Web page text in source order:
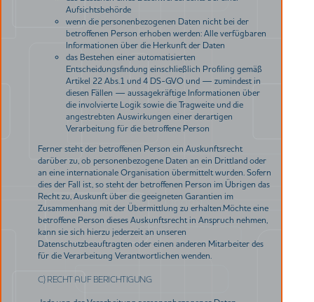
Aufsichtsbehörde
wenn die personenbezogenen Daten nicht bei der
betroffenen Person erhoben werden: Alle verfügbaren
Informationen über die Herkunft der Daten
das Bestehen einer automatisierten
Entscheidungsfindung einschließlich Profiling gemäß
Artikel 22 Abs.1 und 4 DS-GVO und — zumindest in
diesen Fällen — aussagekräftige Informationen über
die involvierte Logik sowie die Tragweite und die
angestrebten Auswirkungen einer derartigen
Verarbeitung für die betroffene Person
Ferner steht der betroffenen Person ein Auskunftsrecht
darüber zu, ob personenbezogene Daten an ein Drittland oder
an eine internationale Organisation übermittelt wurden. Sofern
dies der Fall ist, so steht der betroffenen Person im Übrigen das
Recht zu, Auskunft über die geeigneten Garantien im
Zusammenhang mit der Übermittlung zu erhalten.Möchte eine
betroffene Person dieses Auskunftsrecht in Anspruch nehmen,
kann sie sich hierzu jederzeit an unseren
Datenschutzbeauftragten oder einen anderen Mitarbeiter des
für die Verarbeitung Verantwortlichen wenden.
C) RECHT AUF BERICHTIGUNG